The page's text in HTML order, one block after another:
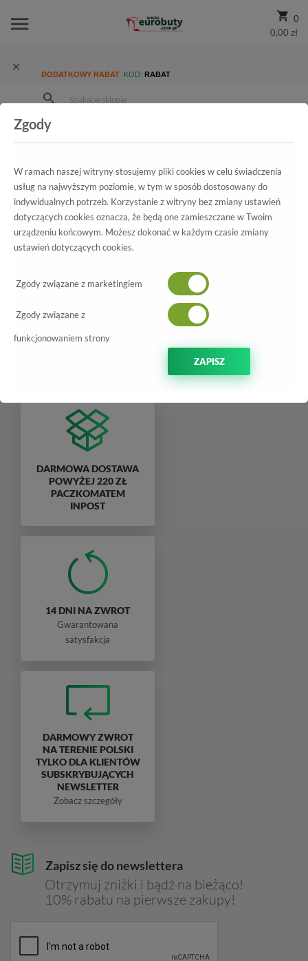
0
0,00 zł
DODATKOWY RABAT KOD: RABAT
Primigi odzież
DZIECIĘCE Dziewczynka
Dziewczynka
POKAŻ FILTRY
Nie możemy znaleźć produktu odpowiadającego filtrom.
Zapisz się do newslettera
Otrzymuj zniżki i bądź na bieżąco!
10% rabatu na pierwsze zakupy!
DARMOWA DOSTAWA
POWYŻEJ 220 ZŁ
PACZKOMATEM
INPOST
14 DNI NA ZWROT
Gwarantowana
satysfakcja
DARMOWY ZWROT
NA TERENIE POLSKI
TYLKO DLA KLIENTÓW
SUBSKRYBUJĄCYCH
NEWSLETTER
Zobacz szczegóły
Zgody
W ramach naszej witryny stosujemy pliki cookies w celu świadczenia
usług na najwyższym poziomie, w tym w sposób dostosowany do
indywidualnych potrzeb. Korzystanie z witryny bez zmiany ustawień
dotyczących cookies oznacza, że będą one zamieszczane w Twoim
urządzeniu końcowym. Możesz dokonać w każdym czasie zmiany
ustawień dotyczących cookies.
Zgody związane z marketingiem
Zgody związane z
funkcjonowaniem strony
ZAPISZ